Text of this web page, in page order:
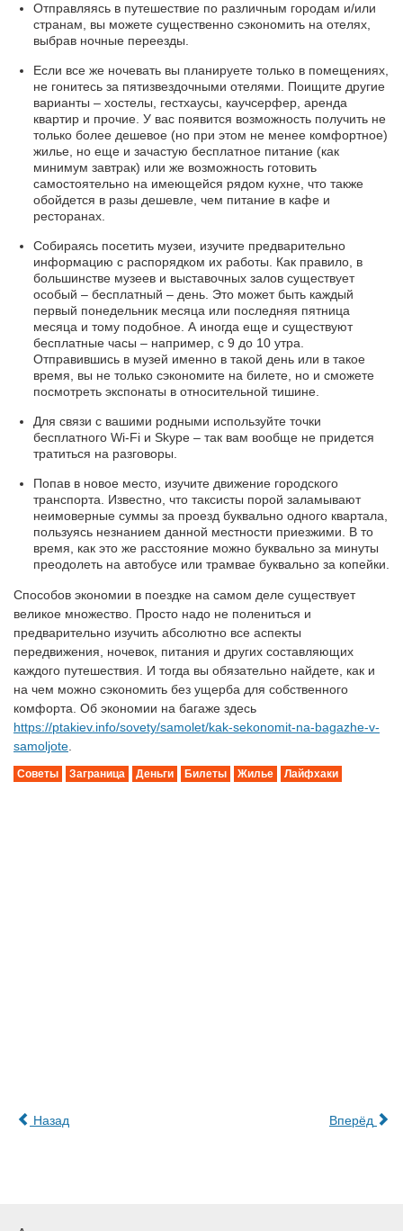
Отправляясь в путешествие по различным городам и/или
странам, вы можете существенно сэкономить на отелях,
выбрав ночные переезды.
Если все же ночевать вы планируете только в помещениях,
не гонитесь за пятизвездочными отелями. Поищите другие
варианты – хостелы, гестхаусы, каучсерфер, аренда
квартир и прочие. У вас появится возможность получить не
только более дешевое (но при этом не менее комфортное)
жилье, но еще и зачастую бесплатное питание (как
минимум завтрак) или же возможность готовить
самостоятельно на имеющейся рядом кухне, что также
обойдется в разы дешевле, чем питание в кафе и
ресторанах.
Собираясь посетить музеи, изучите предварительно
информацию с распорядком их работы. Как правило, в
большинстве музеев и выставочных залов существует
особый – бесплатный – день. Это может быть каждый
первый понедельник месяца или последняя пятница
месяца и тому подобное. А иногда еще и существуют
бесплатные часы – например, с 9 до 10 утра.
Отправившись в музей именно в такой день или в такое
время, вы не только сэкономите на билете, но и сможете
посмотреть экспонаты в относительной тишине.
Для связи с вашими родными используйте точки
бесплатного Wi-Fi и Skype – так вам вообще не придется
тратиться на разговоры.
Попав в новое место, изучите движение городского
транспорта. Известно, что таксисты порой заламывают
неимоверные суммы за проезд буквально одного квартала,
пользуясь незнанием данной местности приезжими. В то
время, как это же расстояние можно буквально за минуты
преодолеть на автобусе или трамвае буквально за копейки.
Способов экономии в поездке на самом деле существует
великое множество. Просто надо не полениться и
предварительно изучить абсолютно все аспекты
передвижения, ночевок, питания и других составляющих
каждого путешествия. И тогда вы обязательно найдете, как и
на чем можно сэкономить без ущерба для собственного
комфорта. Об экономии на багаже здесь
https://ptakiev.info/sovety/samolet/kak-sekonomit-na-bagazhe-v-
samoljote.
Советы Заграница Деньги Билеты Жилье Лайфхаки
Назад Вперёд